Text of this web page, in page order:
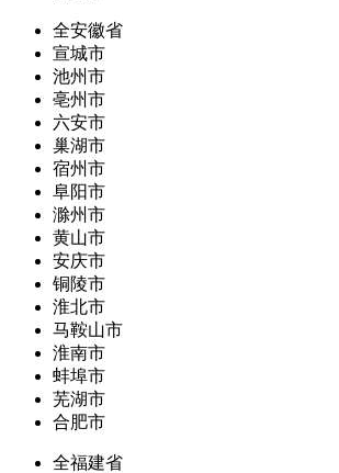
全安徽省
宣城市
池州市
亳州市
六安市
巢湖市
宿州市
阜阳市
滁州市
黄山市
安庆市
铜陵市
淮北市
马鞍山市
淮南市
蚌埠市
芜湖市
合肥市
全福建省